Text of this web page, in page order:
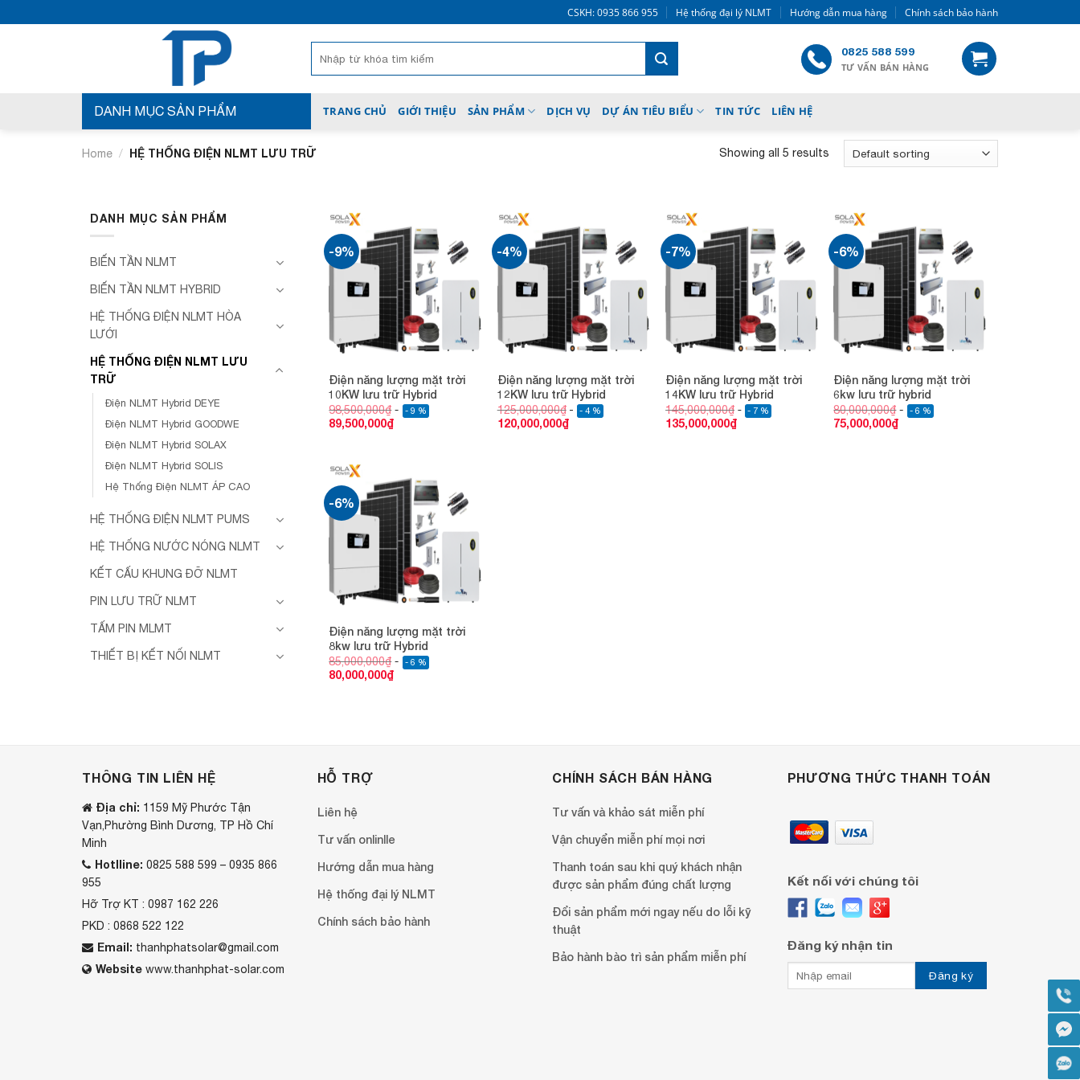
qua
CSKH: 0935 866 955 Hệ thống đại lý NLMT Hướng dẫn mua hàng Chính sách bảo hành
for:
0825 588 599
TƯ VẤN BÁN HÀNG
DANH MỤC SẢN PHẨM TRANG CHỦ GIỚI THIỆU SẢN PHẨM DỊCH VỤ DỰ ÁN TIÊU BIỂU TIN TỨC LIÊN HỆ
Home / HỆ THỐNG ĐIỆN NLMT LƯU TRỮ Showing all 5 results
DANH MỤC SẢN PHẨM
BIẾN TẦN NLMT
BIẾN TẦN NLMT HYBRID
HỆ THỐNG ĐIỆN NLMT HÒA
LƯỚI
HỆ THỐNG ĐIỆN NLMT LƯU
TRỮ
Điện NLMT Hybrid DEYE
Điện NLMT Hybrid GOODWE
Điện NLMT Hybrid SOLAX
Điện NLMT Hybrid SOLIS
Hệ Thống Điện NLMT ÁP CAO
HỆ THỐNG ĐIỆN NLMT PUMS
HỆ THỐNG NƯỚC NÓNG NLMT
KẾT CẤU KHUNG ĐỠ NLMT
PIN LƯU TRỮ NLMT
TẤM PIN MLMT
THIẾT BỊ KẾT NỐI NLMT
-9%
Add to
wishlist
Điện năng lượng mặt trời
10KW lưu trữ Hybrid
98,500,000₫ - 9 %
89,500,000₫
-4%
Add to
wishlist
Điện năng lượng mặt trời
12KW lưu trữ Hybrid
125,000,000₫ - 4 %
120,000,000₫
-7%
Add to
wishlist
Điện năng lượng mặt trời
14KW lưu trữ Hybrid
145,000,000₫ - 7 %
135,000,000₫
-6%
Add to
wishlist
Điện năng lượng mặt trời
6kw lưu trữ hybrid
80,000,000₫ - 6 %
75,000,000₫
-6%
Add to
wishlist
Điện năng lượng mặt trời
8kw lưu trữ Hybrid
85,000,000₫ - 6 %
80,000,000₫
THÔNG TIN LIÊN HỆ
Địa chỉ: 1159 Mỹ Phước Tận
Vạn,Phường Bình Dương, TP Hồ Chí
Minh
Hotlline: 0825 588 599 – 0935 866
955
Hỡ Trợ KT : 0987 162 226
PKD : 0868 522 122
Email: thanhphatsolar@gmail.com
Website www.thanhphat-solar.com
HỖ TRỢ
Liên hệ
Tư vấn onlinlle
Hướng dẫn mua hàng
Hệ thống đại lý NLMT
Chính sách bảo hành
CHÍNH SÁCH BÁN HÀNG
Tư vấn và khảo sát miễn phí
Vận chuyển miễn phí mọi nơi
Thanh toán sau khi quý khách nhận
được sản phẩm đúng chất lượng
Đổi sản phẩm mới ngay nếu do lỗi kỹ
thuật
Bảo hành bào trì sản phẩm miễn phí
PHƯƠNG THỨC THANH TOÁN
Kết nối với chúng tôi
Đăng ký nhận tin